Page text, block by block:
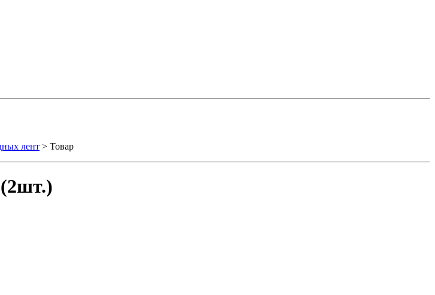
лент > Товар